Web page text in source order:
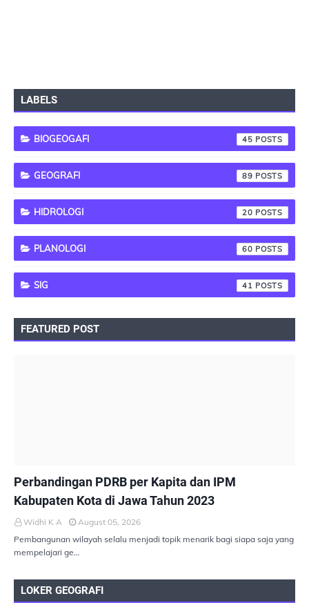
LABELS
BIOGEOGAFI 45
GEOGRAFI 89
HIDROLOGI 20
PLANOLOGI 60
SIG 41
FEATURED POST
Perbandingan PDRB per Kapita dan IPM
Kabupaten Kota di Jawa Tahun 2023
Widhi K A
August 05, 2026
Pembangunan wilayah selalu menjadi topik menarik bagi siapa saja yang
mempelajari ge…
LOKER GEOGRAFI